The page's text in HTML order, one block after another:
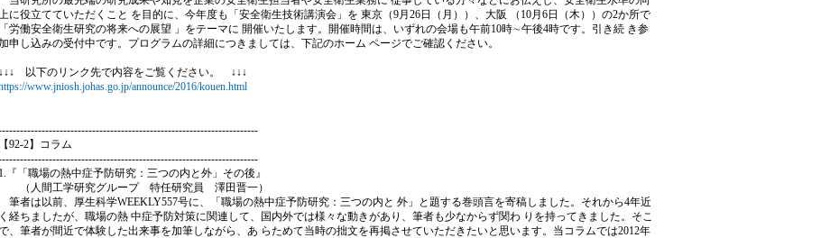
に役立てていただくこと を目的に、今年度も「安全衛生技術講演会」を 東京（9月26日（月））、大阪 （10月6日（木））の2か所で
「労働安全衛生研究の将来への展望 」をテーマに 開催いたします。開催時間は、いずれの会場も午前10時∼午後4時です。引き続 き参
申し込みの受付中です。プログラムの詳細につきましては、下記のホーム ページでご確認ください。
↓↓↓ 以下のリンク先で内容をご覧ください。 ↓↓↓
www.jniosh.johas.go.jp/announce/2016/kouen.html
【92-2】コラム
1.『「職場の熱中症予防研究：三つの内と外」その後』
（人間工学研究グループ 特任研究員 澤田晋一）
筆者は以前、厚生科学WEEKLY557号に、「職場の熱中症予防研究：三つの内と 外」と題する巻頭言を寄稿しました。それから4年近
く経ちましたが、職場の熱 中症予防対策に関連して、国内外では様々な動きがあり、筆者も少なからず関わ りを持ってきました。そこ
、筆者が間近で体験した出来事を加筆しながら、あ らためて当時の拙文を再掲させていただきたいと思います。当コラムでは2012年